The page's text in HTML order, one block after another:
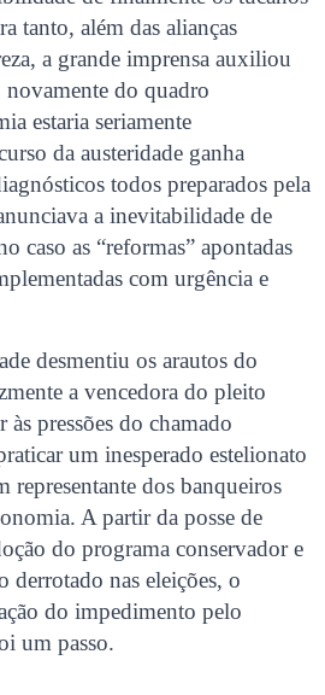
tanto, além das alianças
a grande imprensa auxiliou
novamente do quadro
estaria seriamente
da austeridade ganha
todos preparados pela
a inevitabilidade de
caso as “reformas” apontadas
com urgência e
desmentiu os arautos do
a vencedora do pleito
pressões do chamado
um inesperado estelionato
representante dos banqueiros
A partir da posse de
do programa conservador e
nas eleições, o
do impedimento pelo
um passo.